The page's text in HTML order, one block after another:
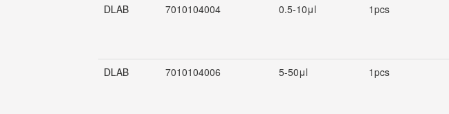
DLAB
7010104004 0.5-10μl 1pcs
DLAB 7010104006 5-50μl 1pcs